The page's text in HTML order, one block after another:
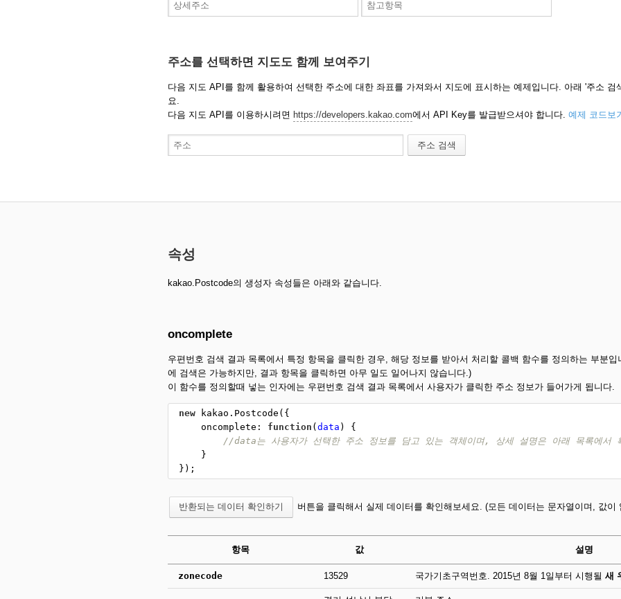
주소를 선택하면 지도도 함께 보여주기
다음 지도 API를 함께 활용하여 선택한 주소에 대한 좌표를 가져와서 지도에 표시하는 예제입니다. 아래 '주소 검
요.
다음 지도 API를 이용하시려면 https://developers.kakao.com에서 API Key를 발급받으셔야 합니다. 예제 코드보
속성
kakao.Postcode의 생성자 속성들은 아래와 같습니다.
oncomplete
우편번호 검색 결과 목록에서 특정 항목을 클릭한 경우, 해당 정보를 받아서 처리할 콜백 함수를 정의하는 부분
에 검색은 가능하지만, 결과 항목을 클릭하면 아무 일도 일어나지 않습니다.)
이 함수를 정의할때 넣는 인자에는 우편번호 검색 결과 목록에서 사용자가 클릭한 주소 정보가 들어가게 됩니다.
new kakao . Postcode ({
oncomplete : function (data ) {
//data는 사용자가 선택한 주소 정보를 담고 있는 객체이며, 상세 설명은 아래 목록에서
}
});
버튼을 클릭해서 실제 데이터를 확인해보세요. (모든 데이터는 문자열이며, 값이
항목 값 설명
zonecode 13529 국가기초구역번호. 2015년 8월 1일부터 시행될 새